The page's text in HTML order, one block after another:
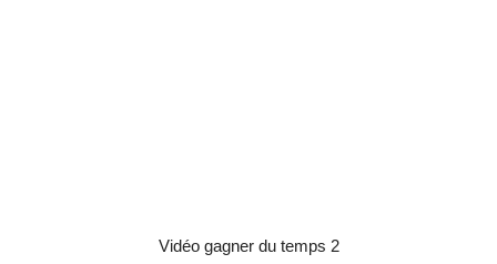
Vidéo gagner du temps 2